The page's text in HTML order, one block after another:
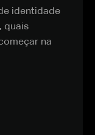
identidade
quais
na